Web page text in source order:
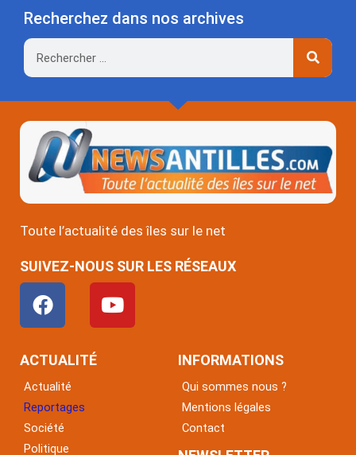
Recherchez dans nos archives
Rechercher
Toute l’actualité des îles sur le net
SUIVEZ-NOUS SUR LES RÉSEAUX
F
a
c
e
o
o
k
Y
o
u
ACTUALITÉ
Actualité
Reportages
Société
Politique
INFORMATIONS
Qui sommes nous ?
Mentions légales
Contact